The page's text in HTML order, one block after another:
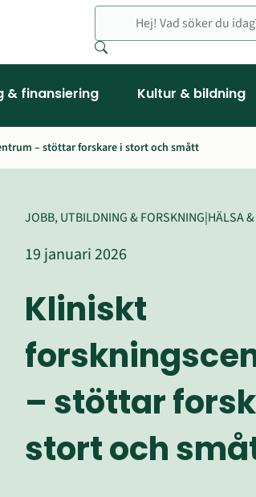
& finansiering Kultur & bildning
– stöttar forskare i stort och smått
Kliniskt
– stöttar
stort och
19 januari 2026
JOBB, UTBILDNING & FORSKNING|HÄLSA